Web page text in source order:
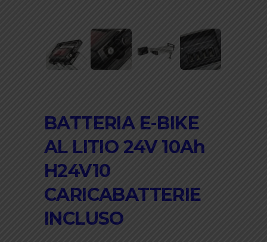
BATTERIA E-BIKE
AL LITIO 24V 10Ah
H24V10
CARICABATTERIE
INCLUSO